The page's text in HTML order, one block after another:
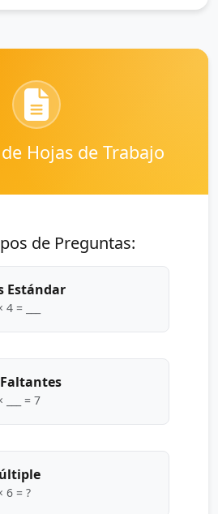
Hojas de Trabajo
de Preguntas:
Estándar
= ___
= 7
6 = ?